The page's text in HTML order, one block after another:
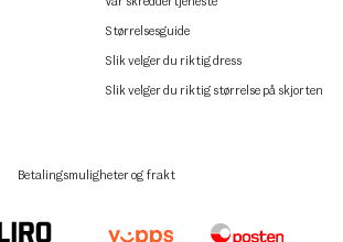
Størrelsesguide
Slik velger du riktig dress
Slik velger du riktig størrelse på skjorten
Betalingsmuligheter og frakt